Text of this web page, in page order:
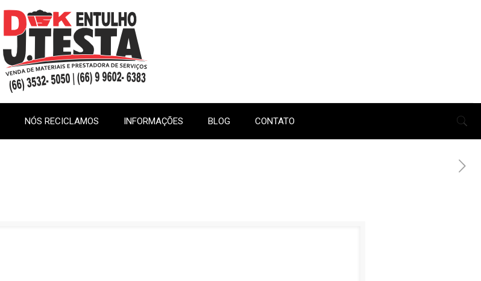
NÓS RECICLAMOS INFORMAÇÕES BLOG CONTATO